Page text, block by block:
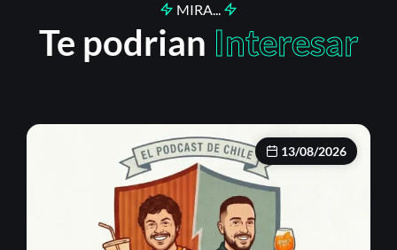
MIRA...
Te podrian Interesar
13/08/2026